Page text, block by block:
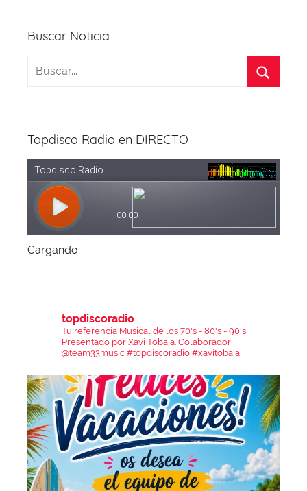
Buscar Noticia
Topdisco Radio en DIRECTO
Cargando ...
topdiscoradio
Tu referencia Musical de los 70's - 80's - 90's
Presentado por Xavi Tobaja. Colaborador
@team33music #topdiscoradio #xavitobaja